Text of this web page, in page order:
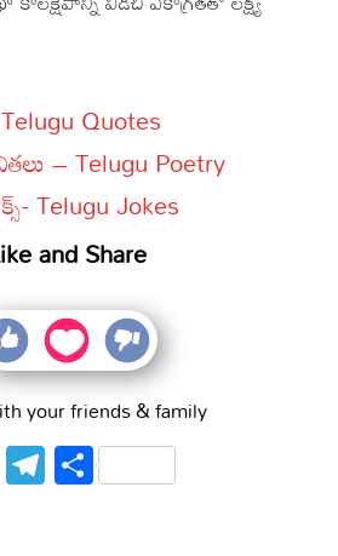
Telugu Quotes
– Telugu Poetry
Telugu Jokes
and Share
your friends & family
WhatsApp
Telegram
Share